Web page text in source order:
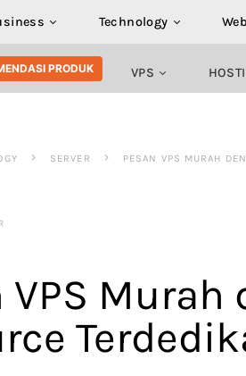
Technology
PRODUK VPS
SERVER PESAN VPS MURAH
VPS Murah